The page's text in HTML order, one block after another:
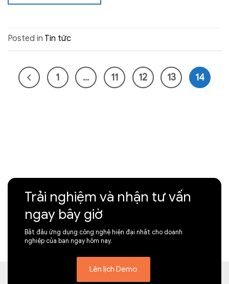
Posted in Tin tức
1 … 11 12 13 14
Trải nghiệm và nhận tư vấn
ngay bây giờ
Bắt đầu ứng dụng công nghệ hiện đại nhất cho doanh
nghiệp của bạn ngay hôm nay.
Lên lịch Demo